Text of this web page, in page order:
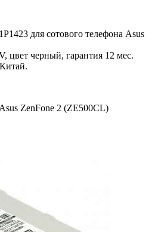
для сотового телефона Asus
цвет черный, гарантия 12 мес.
ZenFone 2 (ZE500CL)